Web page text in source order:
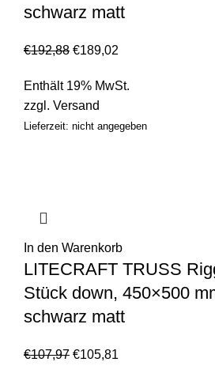
schwarz matt
€192,88 €189,02
Enthält 19% MwSt.
zzgl. Versand
Lieferzeit: nicht angegeben
In den Warenkorb
LITECRAFT TRUSS
Stück down, 450×500
schwarz matt
€107,97 €105,81